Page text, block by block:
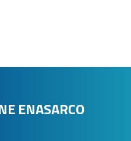
ENASARCO